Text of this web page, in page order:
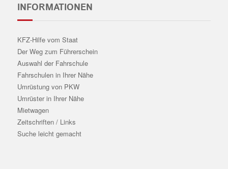
INFORMATIONEN
KFZ-Hilfe vom Staat
Der Weg zum Führerschein
Auswahl der Fahrschule
Fahrschulen in Ihrer Nähe
Umrüstung von PKW
Umrüster in Ihrer Nähe
Mietwagen
Zeitschriften / Links
Suche leicht gemacht